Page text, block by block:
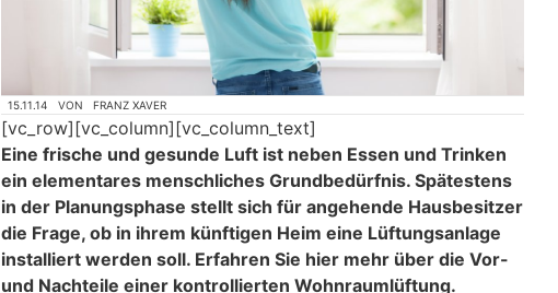
15.11.14 VON FRANZ XAVER
[vc_row][vc_column][vc_column_text]
Eine frische und gesunde Luft ist neben Essen und Trinken
ein elementares menschliches Grundbedürfnis. Spätestens
in der Planungsphase stellt sich für angehende Hausbesitzer
die Frage, ob in ihrem künftigen Heim eine Lüftungsanlage
installiert werden soll. Erfahren Sie hier mehr über die Vor-
und Nachteile einer kontrollierten Wohnraumlüftung.